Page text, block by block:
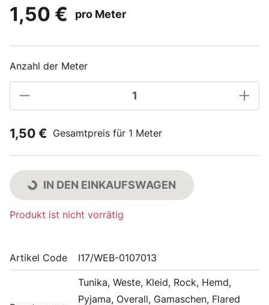
1,50 €
pro Meter
Anzahl der Meter
1,50 € Gesamtpreis für 1 Meter
IN DEN EINKAUFSWAGEN
Produkt ist nicht vorrätig
Artikel Code I17/WEB-0107013
Tunika, Weste, Kleid, Rock, Hemd,
Pyjama, Overall, Gamaschen, Flared